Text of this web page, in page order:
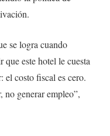
se logra cuando
este hotel le cuesta
costo fiscal es cero.
no generar empleo”,